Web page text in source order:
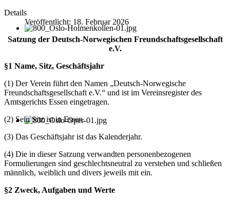
Details
Veröffentlicht: 18. Februar 2026
Satzung der Deutsch-Norwegischen Freundschaftsgesellschaft
e.V.
§1 Name, Sitz, Geschäftsjahr
(1) Der Verein führt den Namen „Deutsch-Norwegische
Freundschaftsgesellschaft e.V.“ und ist im Vereinsregister des
Amtsgerichts Essen eingetragen.
(2) Sein Sitz ist in Essen.
(3) Das Geschäftsjahr ist das Kalenderjahr.
(4) Die in dieser Satzung verwandten personenbezogenen
Formulierungen sind geschlechtsneutral zu verstehen und schließen
männlich, weiblich und divers jeweils mit ein.
§2 Zweck, Aufgaben und Werte